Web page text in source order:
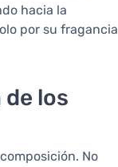
hacia la
por su fragancia
los
No